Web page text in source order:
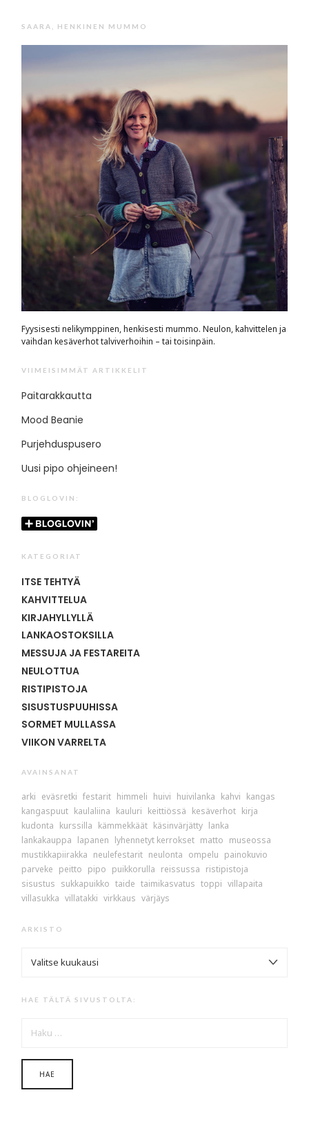
SAARA, HENKINEN MUMMO
Fyysisesti nelikymppinen, henkisesti mummo. Neulon, kahvittelen ja
vaihdan kesäverhot talviverhoihin – tai toisinpäin.
VIIMEISIMMÄT ARTIKKELIT
Paitarakkautta
Mood Beanie
Purjehduspusero
Uusi pipo ohjeineen!
BLOGLOVIN:
KATEGORIAT
ITSE TEHTYÄ
KAHVITTELUA
KIRJAHYLLYLLÄ
LANKAOSTOKSILLA
MESSUJA JA FESTAREITA
NEULOTTUA
RISTIPISTOJA
SISUSTUSPUUHISSA
SORMET MULLASSA
VIIKON VARRELTA
AVAINSANAT
arki eväsretki festarit himmeli huivi huivilanka kahvi kangas
kangaspuut kaulaliina kauluri keittiössä kesäverhot kirja
kudonta kurssilla kämmekkäät käsinvärjätty lanka
lankakauppa lapanen lyhennetyt kerrokset matto museossa
mustikkapiirakka neulefestarit neulonta ompelu painokuvio
parveke peitto pipo puikkorulla reissussa ristipistoja
sisustus sukkapuikko taide taimikasvatus toppi villapaita
villasukka villatakki virkkaus värjäys
ARKISTO
HAE TÄLTÄ SIVUSTOLTA: